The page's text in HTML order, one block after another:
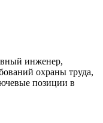
инженер,
охраны труда,
позиции в